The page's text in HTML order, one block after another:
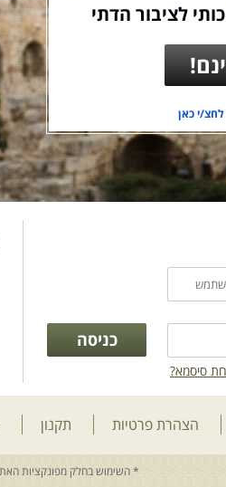
לציבור הדתי
לחצ/י כאן
סיסמא?
הצהרת פרטיות תקנון